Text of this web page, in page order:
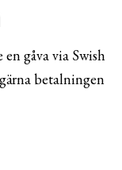
gåva via Swish
betalningen